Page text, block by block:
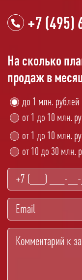
+7 (495)
На сколько
продаж в
до 1 млн. рублей
от 1 до 10 млн.
от 1 до 10 млн.
от 10 до 30 млн.